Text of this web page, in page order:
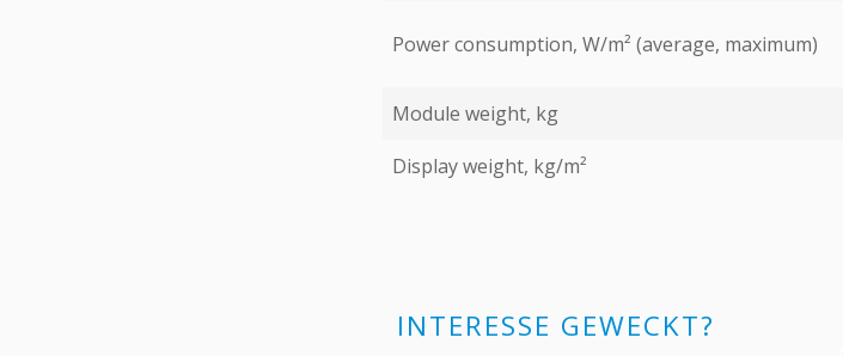
Power consumption, W/m² (average, maximum)
Module weight, kg
Display weight, kg/m²
INTERESSE GEWECKT?